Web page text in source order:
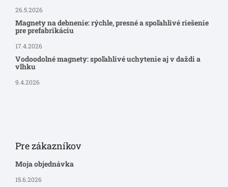
26.5.2026
Magnety na debnenie: rýchle, presné a spoľahlivé riešenie
pre prefabrikáciu
17.4.2026
Vodoodolné magnety: spoľahlivé uchytenie aj v daždi a
vlhku
9.4.2026
Pre zákazníkov
Moja objednávka
15.6.2026